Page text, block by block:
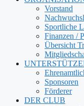
Vorstand
Sportliche
Finanzen /
Übersicht
Sponsoren
Förderer
DER CLUB